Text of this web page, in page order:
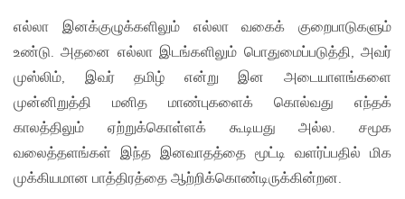
எல்லா இனக்குழுக்களிலும் எல்லா வகைக் குறைபாடுகளும்
உண்டு. அதனை எல்லா இடங்களிலும் பொதுமைப்படுத்தி, அவர்
முஸ்லிம், இவர் தமிழ் என்று இன அடையாளங்களை
முன்னிறுத்தி மனித மாண்புகளைக் கொல்வது எந்தக்
காலத்திலும் ஏற்றுக்கொள்ளக் கூடியது அல்ல. சமூக
வலைத்தளங்கள் இந்த இனவாதத்தை மூட்டி வளர்ப்பதில் மிக
முக்கியமான பாத்திரத்தை ஆற்றிக்கொண்டிருக்கின்றன.